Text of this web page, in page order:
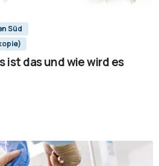
Süd
ist das und wie wird es